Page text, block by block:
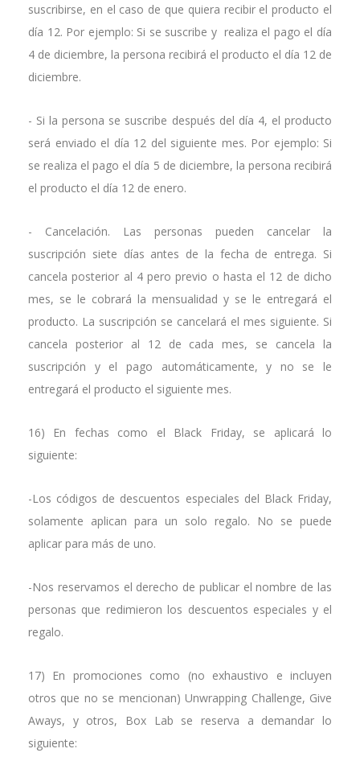
suscribirse, en el caso de que quiera recibir el producto el
día 12. Por ejemplo: Si se suscribe y realiza el pago el día
4 de diciembre, la persona recibirá el producto el día 12 de
diciembre.
- Si la persona se suscribe después del día 4, el producto
será enviado el día 12 del siguiente mes. Por ejemplo: Si
se realiza el pago el día 5 de diciembre, la persona recibirá
el producto el día 12 de enero.
- Cancelación. Las personas pueden cancelar la
suscripción siete días antes de la fecha de entrega. Si
cancela posterior al 4 pero previo o hasta el 12 de dicho
mes, se le cobrará la mensualidad y se le entregará el
producto. La suscripción se cancelará el mes siguiente. Si
cancela posterior al 12 de cada mes, se cancela la
suscripción y el pago automáticamente, y no se le
entregará el producto el siguiente mes.
16) En fechas como el Black Friday, se aplicará lo
siguiente:
-Los códigos de descuentos especiales del Black Friday,
solamente aplican para un solo regalo. No se puede
aplicar para más de uno.
-Nos reservamos el derecho de publicar el nombre de las
personas que redimieron los descuentos especiales y el
regalo.
17) En promociones como (no exhaustivo e incluyen
otros que no se mencionan) Unwrapping Challenge, Give
Aways, y otros, Box Lab se reserva a demandar lo
siguiente: